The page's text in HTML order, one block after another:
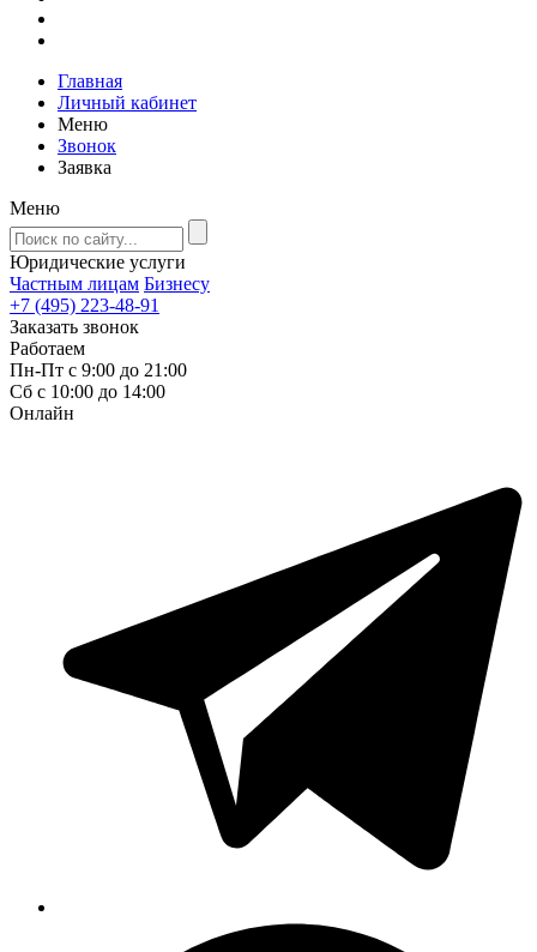
Главная
Личный кабинет
Меню
Звонок
Заявка
Меню
Юридические услуги
Частным лицам Бизнесу
+7 (495) 223-48-91
Заказать звонок
Работаем
Пн-Пт с 9:00 до 21:00
Сб с 10:00 до 14:00
Онлайн